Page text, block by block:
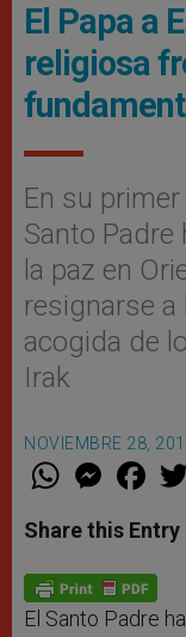
El Papa a
religiosa
En su
Santo
la paz en
resignarse
acogida de
Irak
NOVIEMBRE 28,
W
t
s
p
p
M
e
s
e
g
e
r
F
a
e
b
o
k
Share this Entry
El Santo Padre